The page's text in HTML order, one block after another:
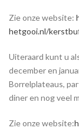
Zie onze website:
hetgooi.nl/
Uiteraard kunt u
december en
Borrelplateaus,
diner en nog veel
Zie onze website: